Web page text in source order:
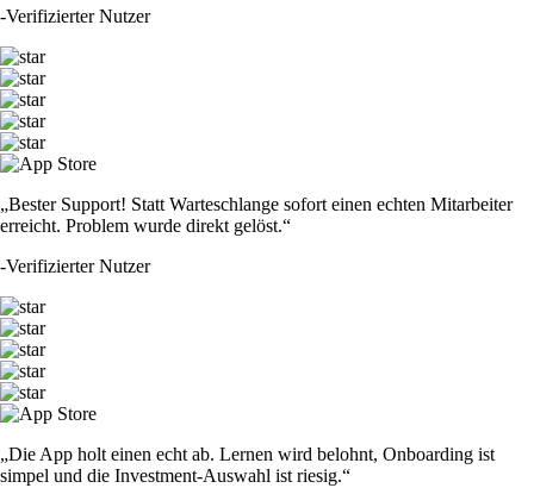
-Verifizierter Nutzer
„Bester Support! Statt Warteschlange sofort einen echten Mitarbeiter
erreicht. Problem wurde direkt gelöst.“
-Verifizierter Nutzer
„Die App holt einen echt ab. Lernen wird belohnt, Onboarding ist
simpel und die Investment-Auswahl ist riesig.“